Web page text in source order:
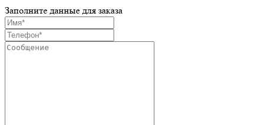
Заполните данные для заказа